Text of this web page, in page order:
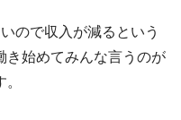
ので収入が減るという
き始めてみんな言うのが